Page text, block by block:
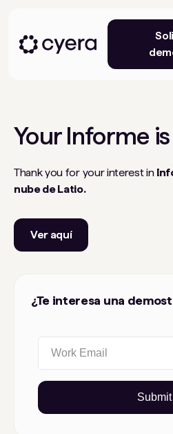
YourInforme
Thank you for your interest in
nube de Latio.
Ver aquí
¿Te interesa una
Submit